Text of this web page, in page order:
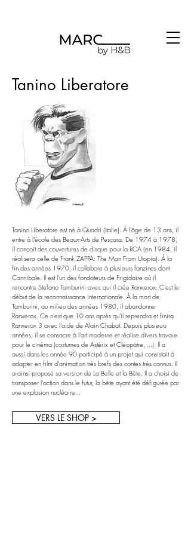
Tanino Liberatore
Tanino Liberatore est né à Quadri (Italie). À l'âge de 13 ans, il
entre à l'école des Beaux-Arts de Pescara. De 1974 à 1978,
il conçoit des couvertures de disque pour la RCA (en 1984, il
réalisera celle de Frank ZAPPA: The Man From Utopia). À la
fin des années 1970, il collabore à plusieurs fanzines dont
Cannibale. Il est l'un des fondateurs de Frigidaire où il
rencontre Stefano Tamburini avec qui il crée Ranxerox. C'est le
début de la reconnaissance internationale. À la mort de
Tamburini, au milieu des années 1980, il abandonne
Ranxerox. Ce n'est que 10 ans après qu'il reprendra et finira
Ranxerox 3 avec l'aide de Alain Chabat. Depuis plusieurs
années, il se consacre à l'art moderne et réalise divers travaux
pour le cinéma (costumes de Astérix et Cléopâtre, ...). Il a
aussi dans les année 90 participé à un projet qui consistait à
adapter en film d'animation très brefs des contes très connus. Il
a ainsi proposé sa version de La Belle et la Bête. Il a choisi de
transposer l'action dans le futur, la bête ayant été défigurée par
une explosion nucléaire...
VERS LE SHOP >